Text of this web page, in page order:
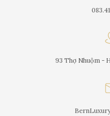
93 Thợ Nhuộm -